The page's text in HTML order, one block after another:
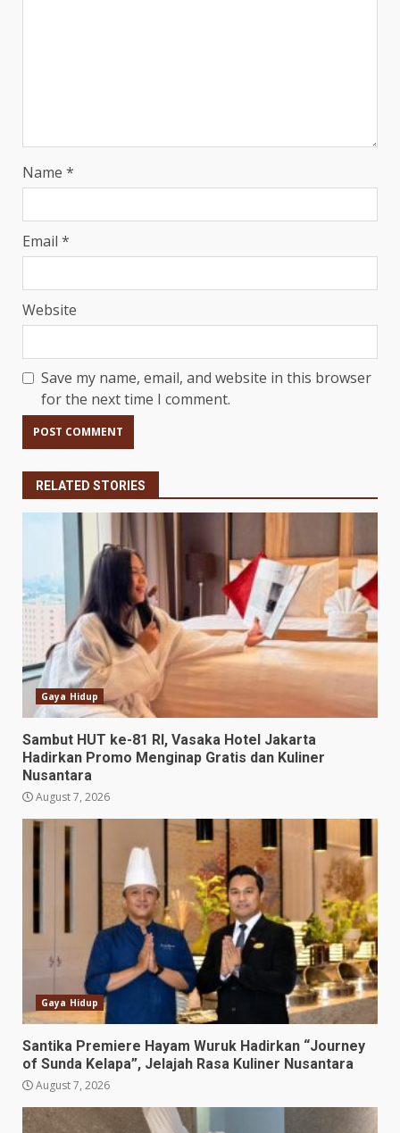
Name *
Email *
Website
Save my name, email, and website in this browser
for the next time I comment.
RELATED STORIES
Gaya Hidup
Sambut HUT ke-81 RI, Vasaka Hotel Jakarta
Hadirkan Promo Menginap Gratis dan Kuliner
Nusantara
August 7, 2026
Gaya Hidup
Santika Premiere Hayam Wuruk Hadirkan “Journey
of Sunda Kelapa”, Jelajah Rasa Kuliner Nusantara
August 7, 2026